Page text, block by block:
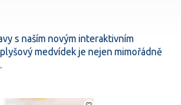
s naším novým interaktivním
medvídek je nejen mimořádně